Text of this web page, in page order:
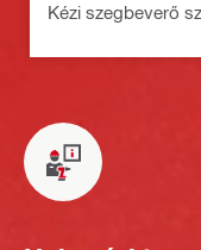
Kézi szegbeverő